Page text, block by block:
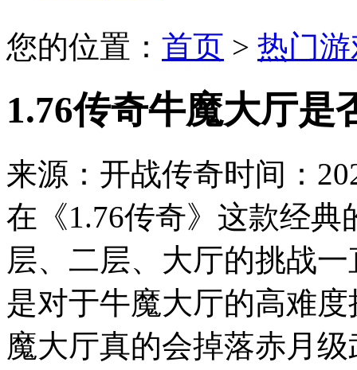
您的位置： 首页 > 热门
1.76传奇牛魔大厅是
来源：开战传奇时间：
在《1.76传奇》这款经
层、二层、大厅的挑战
是对于牛魔大厅的高难
魔大厅真的会掉落赤月